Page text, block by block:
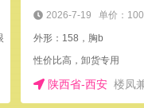
2026-7-19 单价：
外形：158，胸b
性价比高，卸货专用
陕西省-西安 楼凤